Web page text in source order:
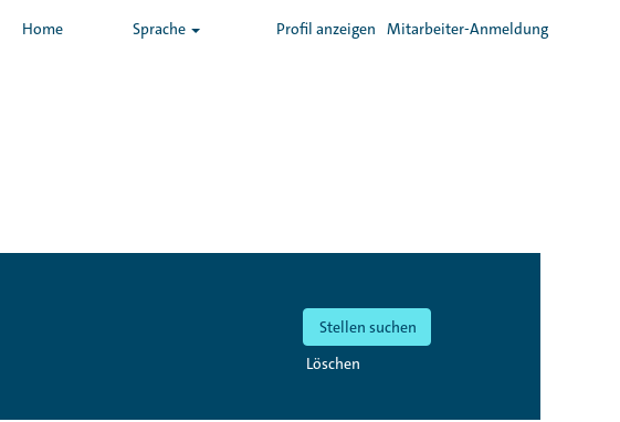
Home Sprache Profil anzeigen Mitarbeiter-Anmeldung
Löschen